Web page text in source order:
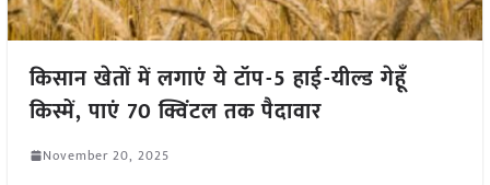
किसान खेतों में लगाएं ये टॉप-5 हाई-यील्ड गेहूँ
किस्में, पाएं 70 क्विंटल तक पैदावार
November 20, 2025